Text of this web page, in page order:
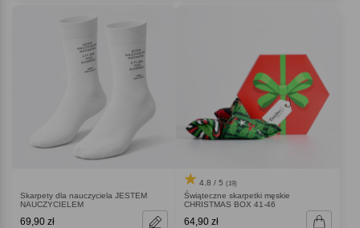
Skarpety dla nauczyciela JESTEM
NAUCZYCIELEM
69,90 zł
4.8 / 5 (19)
Świąteczne skarpetki męskie
CHRISTMAS BOX 41-46
64,90 zł